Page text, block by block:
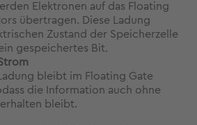
Elektronen auf das Floating
übertragen. Diese Ladung
Zustand der Speicherzelle
gespeichertes Bit.
bleibt im Floating Gate
die Information auch ohne
bleibt.